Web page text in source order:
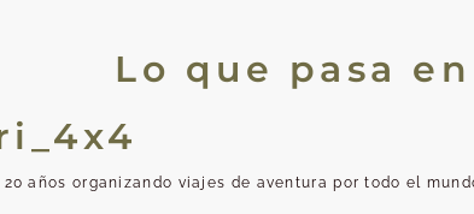
Lo que pasa
20 años organizando viajes de aventura por todo el